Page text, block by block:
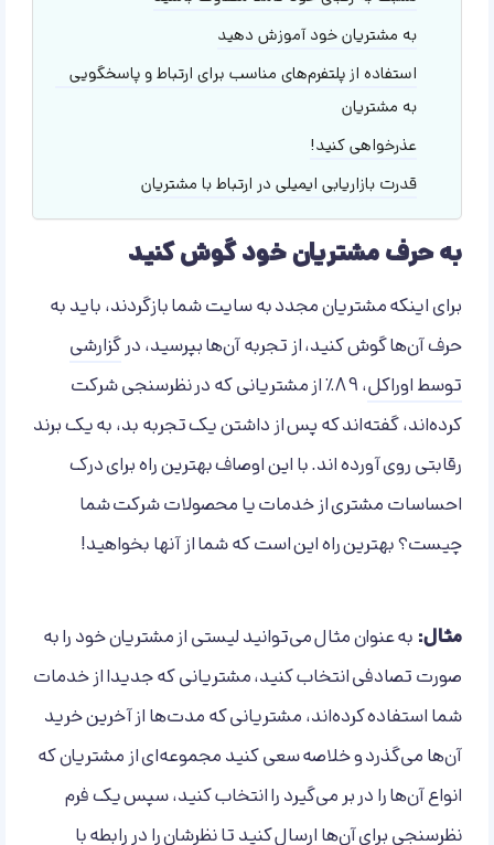
به مشتریان خود آموزش دهید
استفاده از پلتفرم‌های مناسب برای ارتباط و پاسخگویی
به مشتریان
عذرخواهی کنید!
قدرت بازاریابی ایمیلی در ارتباط با مشتریان
به حرف مشتریان خود گوش کنید
برای اینکه مشتریان مجدد به سایت شما بازگردند، باید به
حرف آن‌ها گوش کنید، از تجربه آن‌ها بپرسید، درگزارشی
توسط اوراکل
، 89٪ از مشتریانی که در نظرسنجی شرکت
کرده‌اند، گفته‌اند که پس از داشتن یک تجربه بد، به یک برند
رقابتی روی آورده اند. با این اوصاف بهترین راه برای درک
احساسات مشتری از خدمات یا محصولات شرکت شما
چیست؟ بهترین راه این است که شما از آ‌نها بخواهید!
مثال: به عنوان مثال می‌توانید لیستی از مشتریان خود را به
صورت تصادفی انتخاب کنید، مشتریانی که جدیدا از خدمات
شما استفاده کرده‌اند، مشتریانی که مدت‌ها از آخرین خرید
آن‌ها می‌گذرد و خلاصه سعی کنید مجموعه‌ای از مشتریان که
انواع آن‌ها را در بر می‌گیرد را انتخاب کنید، سپس یک فرم
نظرسنجی برای ‌آن‌ها ارسال کنید تا نظرشان را در رابطه با